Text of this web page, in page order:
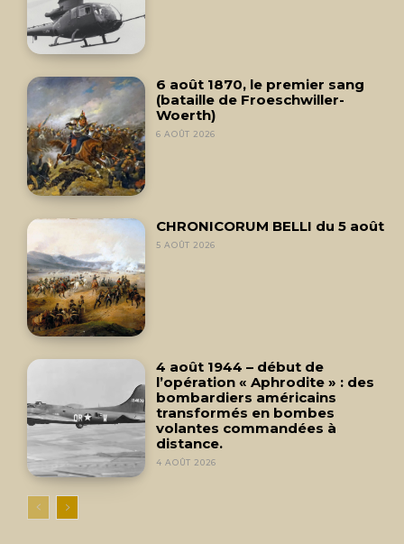
6 août 1870, le premier sang
(bataille de Froeschwiller-
Woerth)
6 AOÛT 2026
CHRONICORUM BELLI du 5 août
5 AOÛT 2026
4 août 1944 – début de
l’opération « Aphrodite » : des
bombardiers américains
transformés en bombes
volantes commandées à
distance.
4 AOÛT 2026